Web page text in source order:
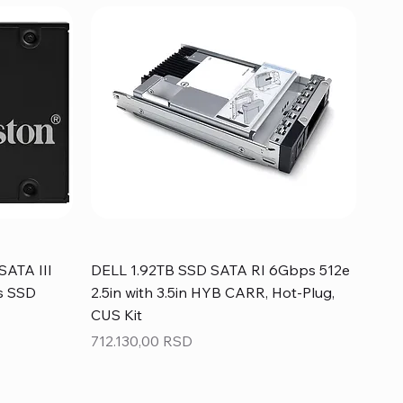
III
SSD
DELL 1.92TB SSD SATA RI 6Gbps 512e
2.5in with 3.5in HYB CARR, Hot-Plug,
CUS Kit
Price
712.130,00 RSD